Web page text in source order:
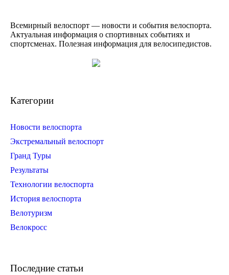
Всемирный велоспорт — новости и события велоспорта.
Актуальная информация о спортивных событиях и
спортсменах. Полезная информация для велосипедистов.
Категории
Новости велоспорта
Экстремальный велоспорт
Гранд Туры
Результаты
Технологии велоспорта
История велоспорта
Велотуризм
Велокросс
Последние статьи